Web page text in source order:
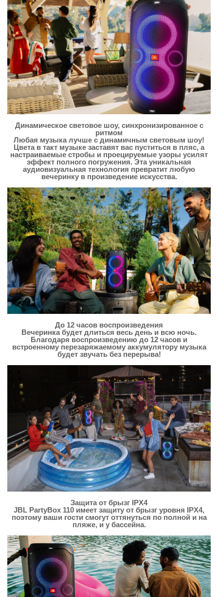
Динамическое световое шоу, синхронизированное с
ритмом
Любая музыка лучше с динамичным световым шоу!
Цвета в такт музыке заставят вас пуститься в пляс, а
настраиваемые стробы и проецируемые узоры усилят
эффект полного погружения. Эта уникальная
аудиовизуальная технология превратит любую
вечеринку в произведение искусства.
До 12 часов воспроизведения
Вечеринка будет длиться весь день и всю ночь.
Благодаря воспроизведению до 12 часов и
встроенному перезаряжаемому аккумулятору музыка
будет звучать без перерыва!
Защита от брызг IPX4
JBL PartyBox 110 имеет защиту от брызг уровня IPX4,
поэтому ваши гости смогут оттянуться по полной и на
пляже, и у бассейна.